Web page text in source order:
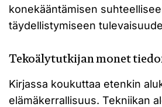
konekääntämisen
täydellistymiseen
Tekoälytutkijan monet
Kirjassa koukuttaa etenkin
elämäkerrallisuus. Tekniikan